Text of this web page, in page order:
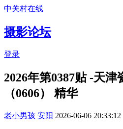
中关村在线
摄影论坛
登录
2026年第0387贴 -天津
（0606）
精华
老小男孩 安阳 2026-06-06 20:33:12